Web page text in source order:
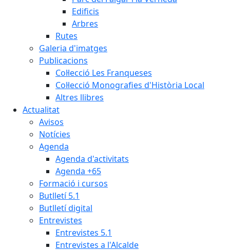
Edificis
Arbres
Rutes
Galeria d'imatges
Publicacions
Col·lecció Les Franqueses
Col·lecció Monografies d'Història Local
Altres llibres
Actualitat
Avisos
Notícies
Agenda
Agenda d'activitats
Agenda +65
Formació i cursos
Butlletí 5.1
Butlletí digital
Entrevistes
Entrevistes 5.1
Entrevistes a l'Alcalde